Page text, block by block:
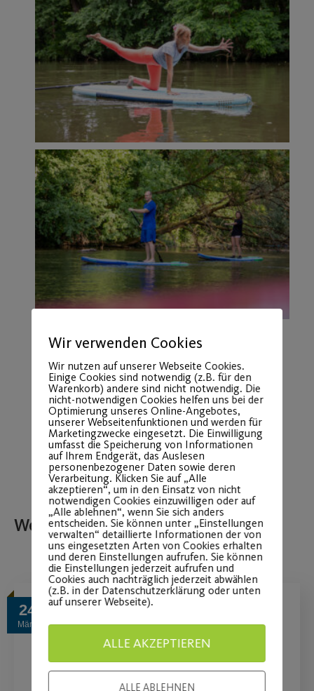
Mehr zu den Boardnerds findest du
Boardnerds by Post SV Nürnberg
Mühlhofer Hauptstraße 7, 90453
Nürnberg
Weitere Beiträge
24
März
Wir verwenden Cookies
Wir nutzen auf unserer Webseite Cookies.
Einige Cookies sind notwendig (z.B. für den
Warenkorb) andere sind nicht notwendig. Die
nicht-notwendigen Cookies helfen uns bei der
Optimierung unseres Online-Angebotes,
unserer Webseitenfunktionen und werden für
Marketingzwecke eingesetzt. Die Einwilligung
umfasst die Speicherung von Informationen
auf Ihrem Endgerät, das Auslesen
personenbezogener Daten sowie deren
Verarbeitung. Klicken Sie auf „Alle
akzeptieren“, um in den Einsatz von nicht
notwendigen Cookies einzuwilligen oder auf
„Alle ablehnen“, wenn Sie sich anders
entscheiden. Sie können unter „Einstellungen
verwalten“ detaillierte Informationen der von
uns eingesetzten Arten von Cookies erhalten
und deren Einstellungen aufrufen. Sie können
die Einstellungen jederzeit aufrufen und
Cookies auch nachträglich jederzeit abwählen
(z.B. in der Datenschutzerklärung oder unten
auf unserer Webseite).
ALLE AKZEPTIEREN
ALLE ABLEHNEN